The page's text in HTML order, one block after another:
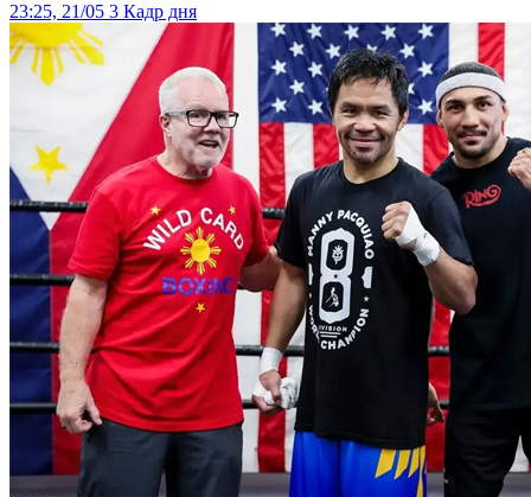
23:25, 21/05 3 Кадр дня